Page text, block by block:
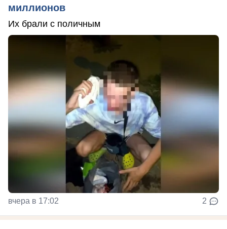
миллионов
Их брали с поличным
вчера в 17:02 2